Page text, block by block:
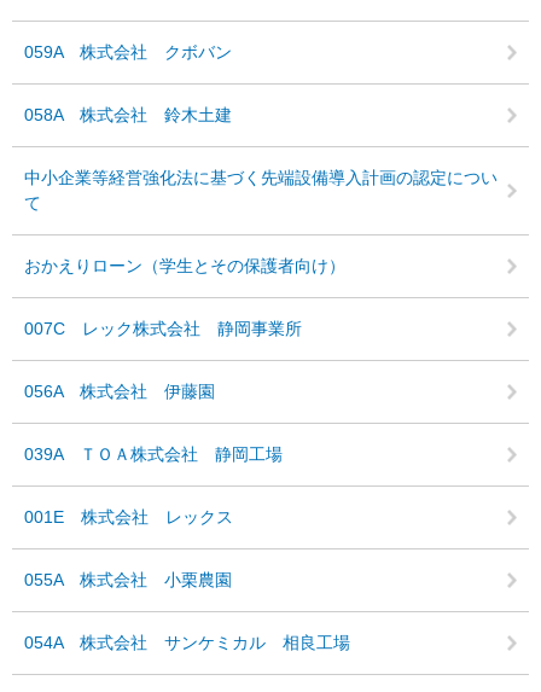
059A 株式会社 クボバン
058A 株式会社 鈴木土建
中小企業等経営強化法に基づく先端設備導入計画の認定につい
て
おかえりローン（学生とその保護者向け）
007C レック株式会社 静岡事業所
056A 株式会社 伊藤園
039A ＴＯＡ株式会社 静岡工場
001E 株式会社 レックス
055A 株式会社 小栗農園
054A 株式会社 サンケミカル 相良工場